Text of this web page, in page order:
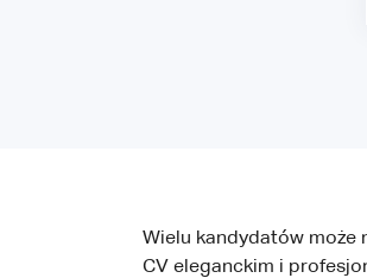
Wielu kandydatów może
CV eleganckim i